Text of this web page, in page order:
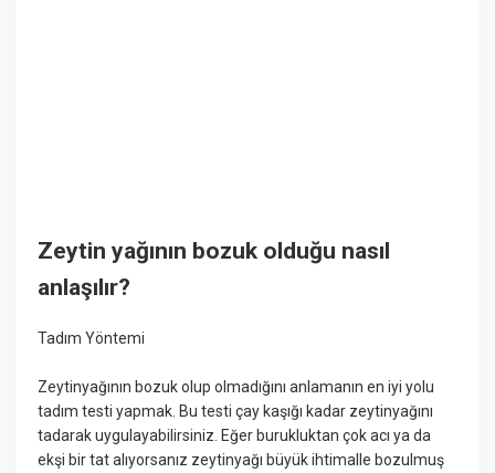
Zeytin yağının bozuk olduğu nasıl
anlaşılır?
Tadım Yöntemi
Zeytinyağının bozuk olup olmadığını anlamanın en iyi yolu
tadım testi yapmak. Bu testi çay kaşığı kadar zeytinyağını
tadarak uygulayabilirsiniz. Eğer burukluktan çok acı ya da
ekşi bir tat alıyorsanız zeytinyağı büyük ihtimalle bozulmuş